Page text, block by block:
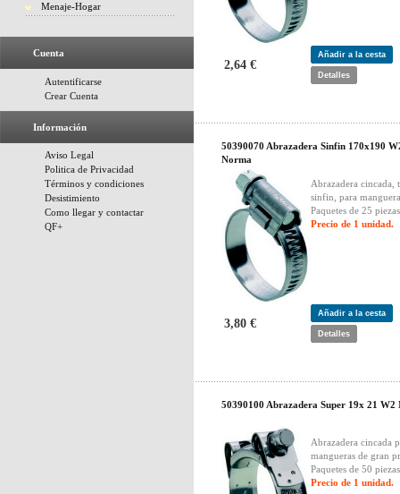
Menaje-Hogar
Cuenta
Autentificarse
Crear Cuenta
Información
Aviso Legal
Politica de Privacidad
Términos y condiciones
Desistimiento
Como llegar y contactar
QF+
2,64 €
Añadir a la cesta
Detalles
50390070 Abrazadera Sinfin 170x190
Norma
Abrazadera cincada,
sinfin, para
Paquetes de 25
Precio de 1 unidad.
3,80 €
Añadir a la cesta
Detalles
50390100 Abrazadera Super 19x 21 W2
Abrazadera cincada
mangueras de gran
Paquetes de 50
Precio de 1 unidad.